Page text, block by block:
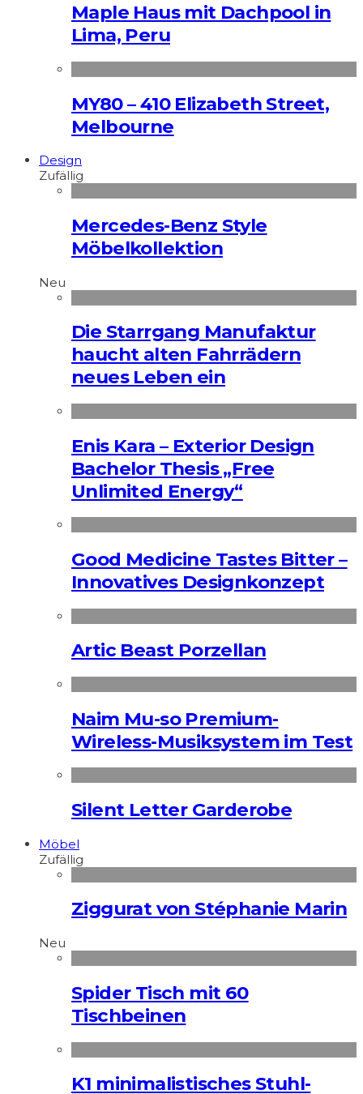
Maple Haus mit Dachpool in
Lima, Peru
MY80 – 410 Elizabeth Street,
Melbourne
Design
Zufällig
Mercedes-Benz Style
Möbelkollektion
Neu
Die Starrgang Manufaktur
haucht alten Fahrrädern
neues Leben ein
Enis Kara – Exterior Design
Bachelor Thesis „Free
Unlimited Energy“
Good Medicine Tastes Bitter –
Innovatives Designkonzept
Artic Beast Porzellan
Naim Mu-so Premium-
Wireless-Musiksystem im Test
Silent Letter Garderobe
Möbel
Zufällig
Ziggurat von Stéphanie Marin
Neu
Spider Tisch mit 60
Tischbeinen
K1 minimalistisches Stuhl-